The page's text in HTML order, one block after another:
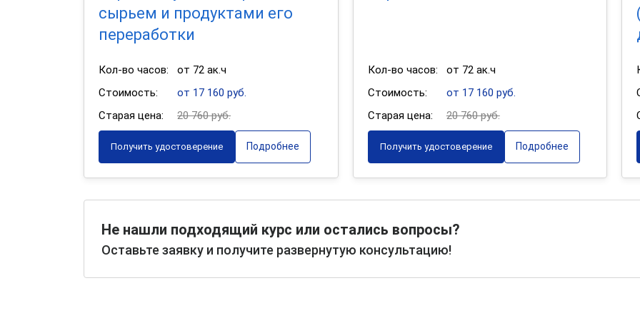
сырьем и продуктами его
переработки
Кол-во часов:
от 72 ак.ч
Стоимость:
от 17 160 руб.
Старая цена:
20 760 руб.
Получить удостоверение Подробнее
Кол-во часов:
от 72 ак.ч
Стоимость:
от 17 160 руб.
Старая цена:
20 760 руб.
Получить удостоверение Подробнее
Не нашли подходящий курс или остались вопросы?
Оставьте заявку и получите развернутую консультацию!